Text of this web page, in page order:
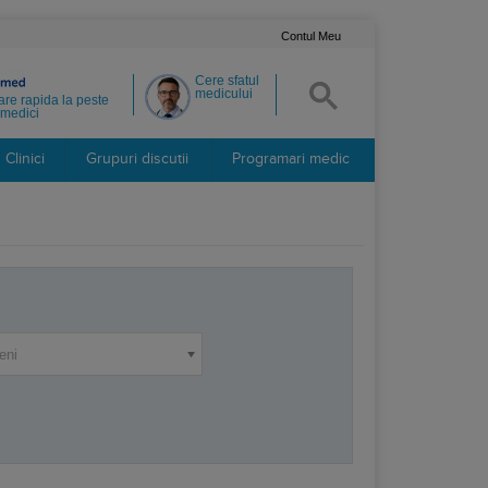
Contul Meu
Cere sfatul
medicului
rapida la peste
Clinici Grupuri discutii Programari medic